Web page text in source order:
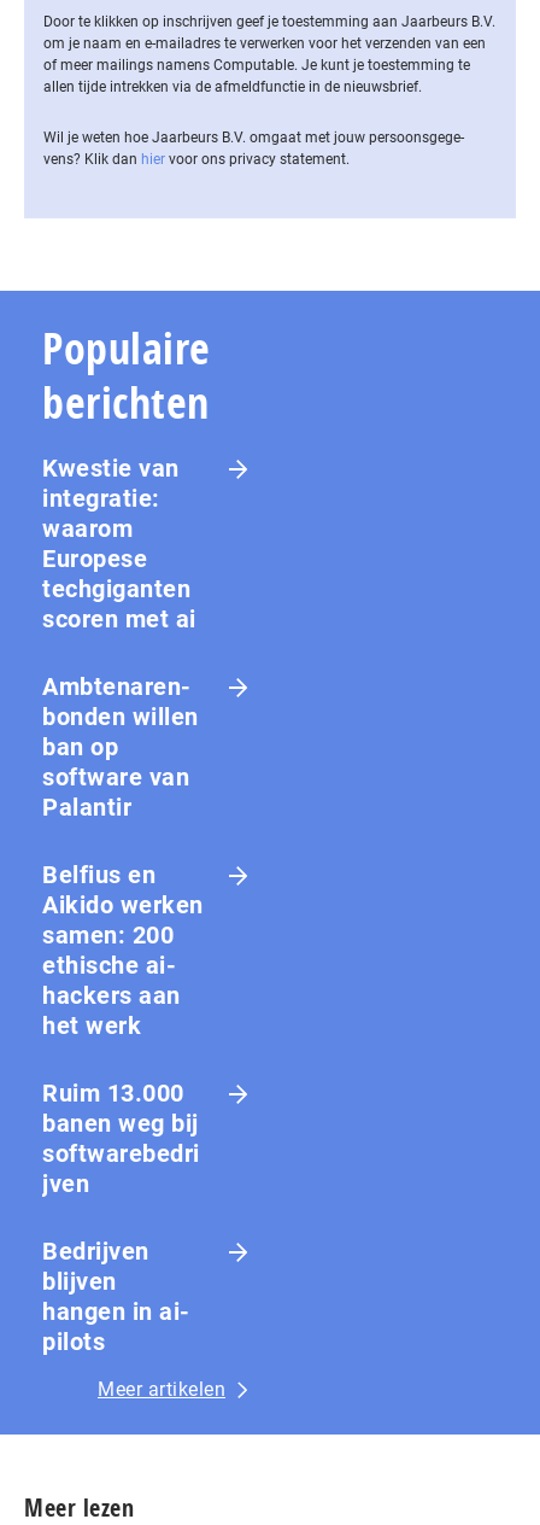
Door te klikken op inschrijven geef je toestemming aan Jaarbeurs B.V.
om je naam en e-mailadres te verwerken voor het verzenden van een
of meer mailings namens Computable. Je kunt je toestemming te
allen tijde intrekken via de af­meld­func­tie in de nieuwsbrief.
Wil je weten hoe Jaarbeurs B.V. omgaat met jouw per­soons­ge­ge­
vens? Klik dan hier voor ons privacy statement.
Populaire
berichten
Kwestie van
integratie:
waarom
Europese
techgiganten
scoren met ai
Amb­te­na­ren­
bon­den willen
ban op
software van
Palantir
Belfius en
Aikido werken
samen: 200
ethische ai-
hackers aan
het werk
Ruim 13.000
banen weg bij
softwarebedri
jven
Bedrijven
blijven
hangen in ai-
pilots
Meer artikelen
Meer lezen